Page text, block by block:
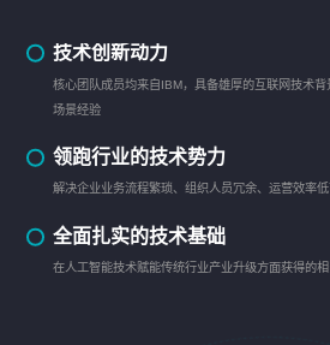
技术创新动力
核心团队成员均来自IBM，具备雄厚的互联网技术
场景经验
领跑行业的技术势力
解决企业业务流程繁琐、组织人员冗余、运营效率
全面扎实的技术基础
在人工智能技术赋能传统行业产业升级方面获得的